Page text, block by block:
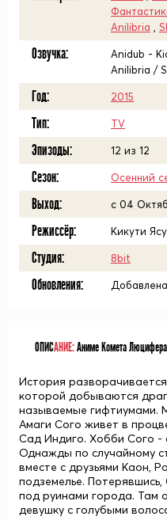
Anilibria
Озвучка:
Anidub -
Anilibria /
Год: 2015
Тип: TV
Эпизоды: 12 из 12
Сезон: Осенний
Выход: с 04
Режиссёр: Кикути
Студия: 8bit
Обновления:
ОПИСАНИЕ:Аниме Комета
История
которой добываются
называемые гифтиумами.
Амаги Сого живет в
Сад Индиго. Хобби Сого -
Однажды по случайному
вместе с друзьями Каон,
подземелье.
под руинами города. Там
девушку с голубыми